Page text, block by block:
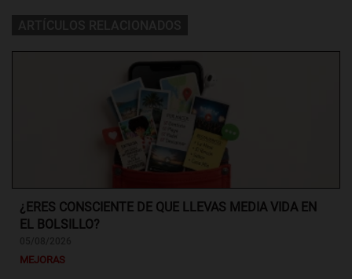
¿ERES CONSCIENTE DE QUE LLEVAS MEDIA VIDA EN
EL BOLSILLO?
MEJORAS